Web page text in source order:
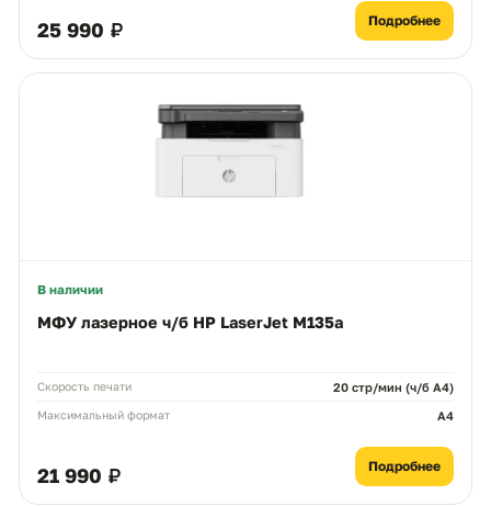
25 990 ₽ Подробнее
В наличии
МФУ лазерное ч/б HP LaserJet M135a
Скорость печати 20 стр/мин (ч/б А4)
Максимальный формат A4
21 990 ₽ Подробнее